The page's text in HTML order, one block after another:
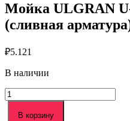
Мойка ULGRAN
(сливная
₽5.121
В наличии
Количество
товара
Мойка
В корзину